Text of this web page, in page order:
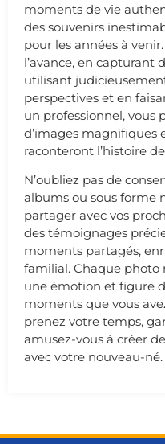
moments de vie
des souvenirs
pour les années à
l’avance, en capturant
utilisant
perspectives et en
un professionnel, vous
d’images magnifiques
raconteront l’histoire
N’oubliez pas de
albums ou sous forme
partager avec vos
des témoignages
moments partagés,
familial. Chaque photo
une émotion et figure
moments que vous
prenez votre temps,
amusez-vous à créer
avec votre nouveau-né.